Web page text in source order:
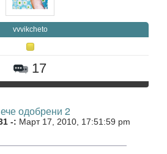
vvvikcheto
17
одобрени 2
-: Март 17, 2010, 17:51:59 pm